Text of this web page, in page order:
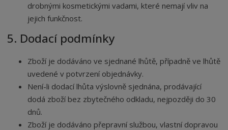
drobnými kosmetickými vadami, které nemají vliv na
jejich funkčnost.
5. Dodací podmínky
Zboží je dodáváno ve sjednané lhůtě, případně ve lhůtě
uvedené v potvrzení objednávky.
Není-li dodací lhůta výslovně sjednána, prodávající
dodá zboží bez zbytečného odkladu, nejpozději do 30
dnů.
Zboží je dodáváno přepravní službou, vlastní dopravou